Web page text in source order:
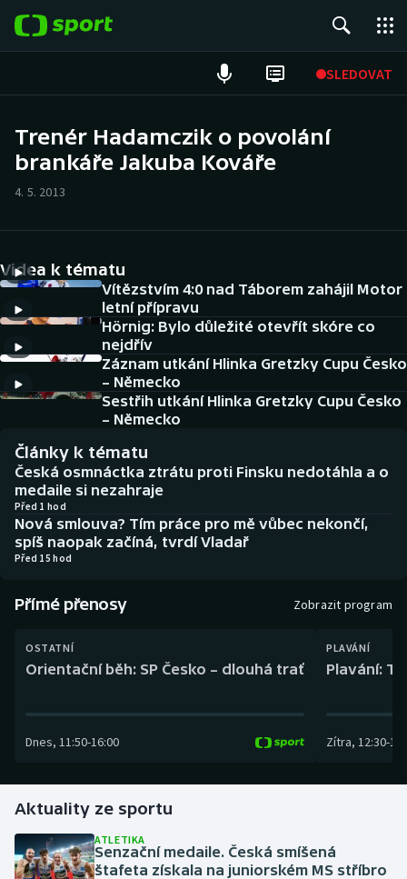
SLEDOVAT
Hokej
Cyklistika
DALŠÍ SPORTY
Americký fotbal
Baseball a softbal
Basketbal
Biatlon
Boby a skeleton
Box
Curling
Golf
Gymnastika
NEPŘEHLÉDNĚTE
Historické návraty
Aplikace ČT sport
AZ kvíz
Trenér Hadamczik o povolání
brankáře Jakuba Kováře
4. 5. 2013
Videa k tématu
Vítězstvím 4:0 nad Táborem zahájil Motor
letní přípravu
Hörnig: Bylo důležité otevřít skóre co
nejdřív
Záznam utkání Hlinka Gretzky Cupu Česko
– Německo
Sestřih utkání Hlinka Gretzky Cupu Česko
– Německo
Články k tématu
Česká osmnáctka ztrátu proti Finsku nedotáhla a o
medaile si nezahraje
Před 1 hod
Nová smlouva? Tím práce pro mě vůbec nekončí,
spíš naopak začíná, tvrdí Vladař
Před 15 hod
Přímé přenosy Zobrazit program
OSTATNÍ
Orientační běh: SP Česko – dlouhá trať
Dnes, 11:50-16:00
PLAVÁNÍ
Plavání:
Zítra, 12:30-
Aktuality ze sportu
ATLETIKA
Senzační medaile. Česká smíšená
štafeta získala na juniorském MS stříbro